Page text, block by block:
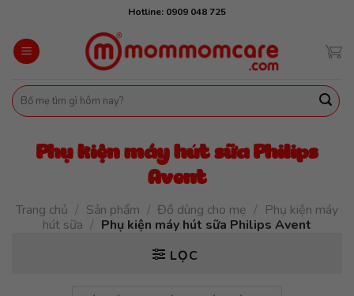
content
Hotline: 0909 048 725
Tìm
kiếm:
Phụ kiện máy hút sữa Philips
Avent
Trang chủ / Sản phẩm / Đồ dùng cho mẹ / Phụ kiện máy
hút sữa / Phụ kiện máy hút sữa Philips Avent
LỌC